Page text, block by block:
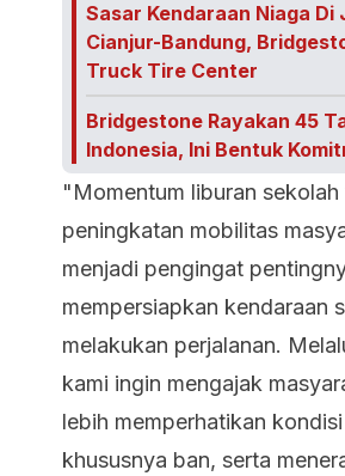
Sasar Kendaraan Niaga Di
Cianjur-Bandung,
Truck Tire Center
Bridgestone Rayakan 45
Indonesia, Ini Bentuk
"Momentum liburan
peningkatan mobilitas
menjadi pengingat
mempersiapkan kendaraan
melakukan perjalanan.
kami ingin mengajak
lebih memperhatikan
khususnya ban, serta